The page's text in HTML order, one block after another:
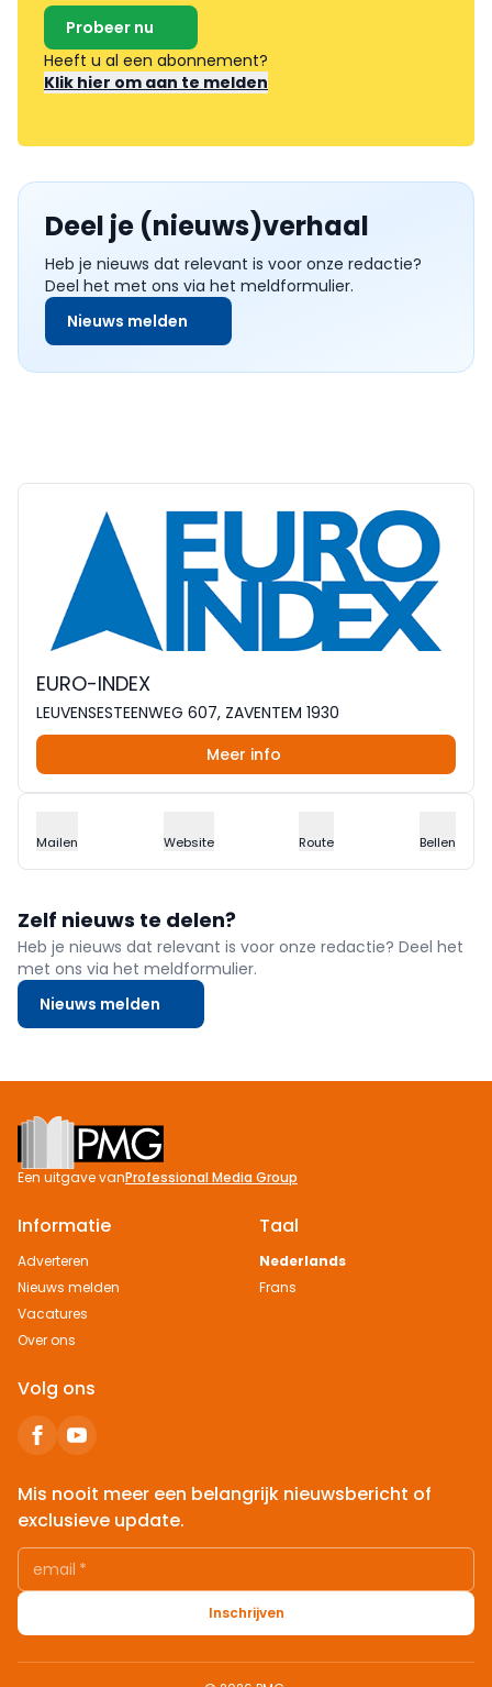
Probeer nu
Heeft u al een abonnement?
Klik hier om aan te melden
Deel je (nieuws)verhaal
Heb je nieuws dat relevant is voor onze redactie?
Deel het met ons via het meldformulier.
Nieuws melden
EURO-INDEX
LEUVENSESTEENWEG 607, ZAVENTEM 1930
Meer info
Mailen Website Route Bellen
Zelf nieuws te delen?
Heb je nieuws dat relevant is voor onze redactie? Deel het
met ons via het meldformulier.
Nieuws melden
Footer
Een uitgave vanProfessional Media Group
Informatie
Adverteren
Nieuws melden
Vacatures
Over ons
Taal
Nederlands
Frans
Volg ons
Mis nooit meer een belangrijk nieuwsbericht of
exclusieve update.
email *
Inschrijven